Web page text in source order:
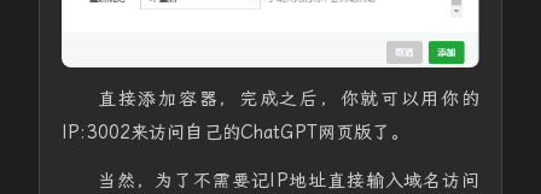
直接添加容器，完成之后，你就可以用你的
IP:3002来访问自己的ChatGPT网页版了。
当然，为了不需要记IP地址直接输入域名访问